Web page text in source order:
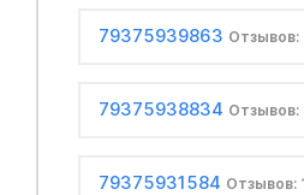
79375939863 Отзывов:
79375938834 Отзывов:
79375931584 Отзывов: